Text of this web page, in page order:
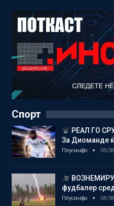
Спорт
РЕАЛ ГО
За Диоманде
Плусинфо 06/
фудбалер
Плусинфо 06/